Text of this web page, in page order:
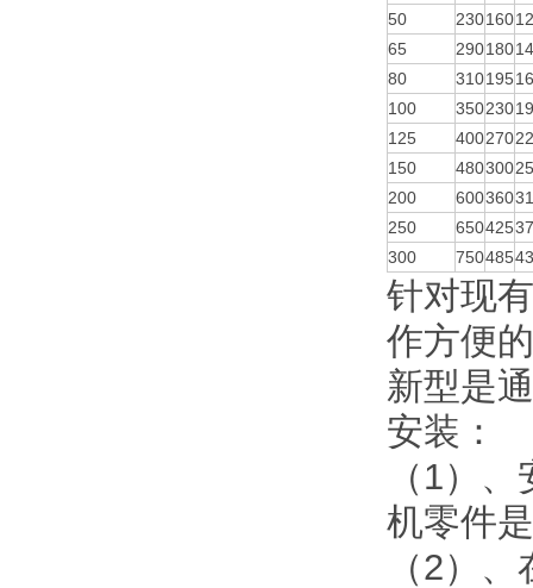
50
230160
65
290180
80
310195
100
350230
125
400270
150
480300
200
600360
250
650425
300
750485
针对现
作方便
新型是
安装：
（1）
机零件
（2）